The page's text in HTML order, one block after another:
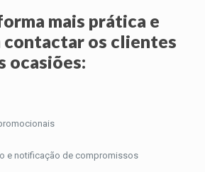
mais prática e
contactar os clientes
ocasiões:
e notificação de compromissos